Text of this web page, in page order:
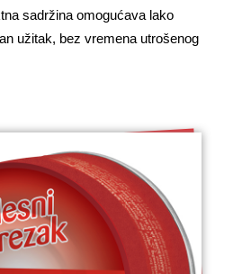
sadržina omogućava lako
užitak, bez vremena utrošenog